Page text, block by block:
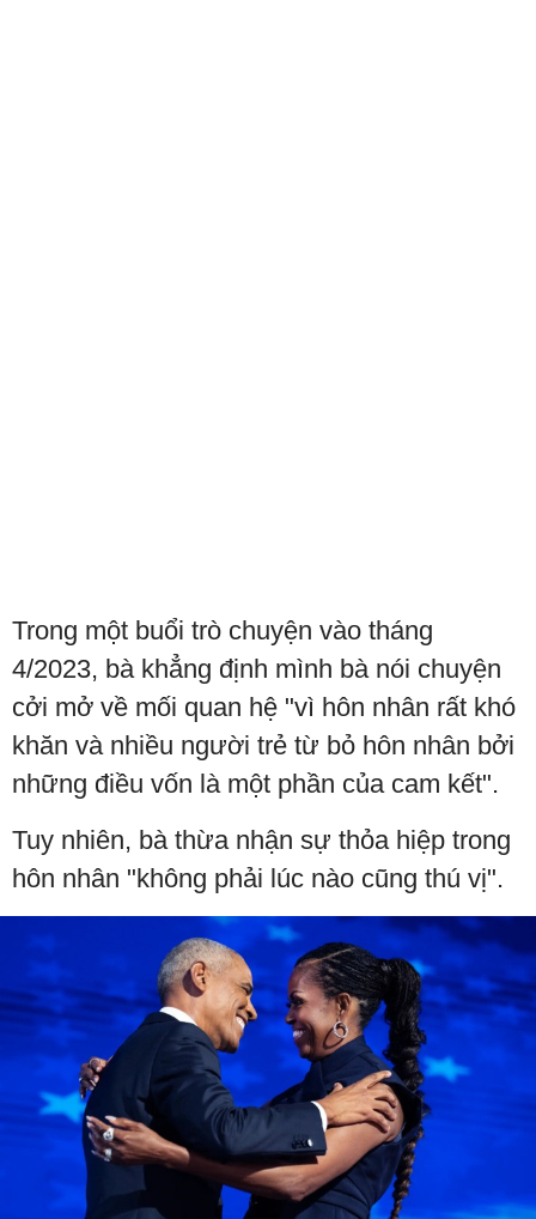
Trong một buổi trò chuyện vào tháng
4/2023, bà khẳng định mình bà nói chuyện
cởi mở về mối quan hệ "vì hôn nhân rất khó
khăn và nhiều người trẻ từ bỏ hôn nhân bởi
những điều vốn là một phần của cam kết".
Tuy nhiên, bà thừa nhận sự thỏa hiệp trong
hôn nhân "không phải lúc nào cũng thú vị".